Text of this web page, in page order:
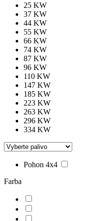
25 KW
37 KW
44 KW
55 KW
66 KW
74 KW
87 KW
96 KW
110 KW
147 KW
185 KW
223 KW
263 KW
296 KW
334 KW
Pohon 4x4
Farba